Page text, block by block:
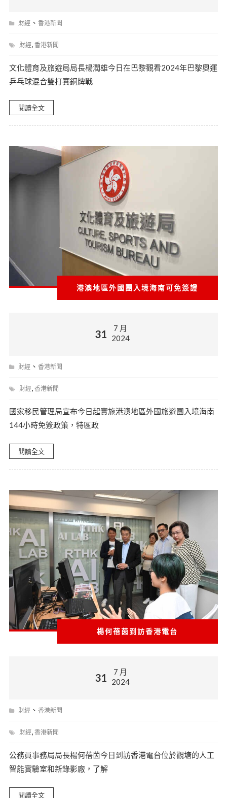
財經、 香港新聞
財經, 香港新聞
文化體育及旅遊局局長楊潤雄今日在巴黎觀看2024年巴黎奧運
乒乓球混合雙打賽銅牌戰
閱讀全文
港澳地區外國團入境海南可免簽證
31
7 月
2024
財經、 香港新聞
財經, 香港新聞
國家移民管理局宣布今日起實施港澳地區外國旅遊團入境海南
144小時免簽政策，特區政
閱讀全文
楊何蓓茵到訪香港電台
31
7 月
2024
財經、 香港新聞
財經, 香港新聞
公務員事務局局長楊何蓓茵今日到訪香港電台位於觀塘的人工
智能實驗室和新錄影廠，了解
閱讀全文